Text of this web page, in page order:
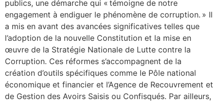
publics, une démarche qui « témoigne de notre
engagement à endiguer le phénomène de corruption. » Il
a mis en avant des avancées significatives telles que
l’adoption de la nouvelle Constitution et la mise en
œuvre de la Stratégie Nationale de Lutte contre la
Corruption. Ces réformes s’accompagnent de la
création d’outils spécifiques comme le Pôle national
économique et financier et l’Agence de Recouvrement et
de Gestion des Avoirs Saisis ou Confisqués. Par ailleurs,